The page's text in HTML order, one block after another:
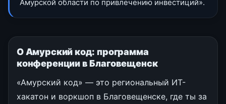
Амурской области по привлечению инвестиций».
О Амурский код: программа
конференции в Благовещенск
«Амурский код» — это региональный ИТ-
хакатон и воркшоп в Благовещенске, где ты за